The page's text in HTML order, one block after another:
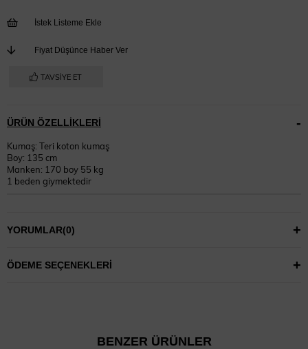
İstek Listeme Ekle
Fiyat Düşünce Haber Ver
TAVSIYE ET
ÜRÜN ÖZELLIKLERI
Kumaş: Teri koton kumaş
Boy: 135 cm
Manken: 170 boy 55 kg
1 beden giymektedir
YORUMLAR(0)
ÖDEME SEÇENEKLERI
BENZER ÜRÜNLER